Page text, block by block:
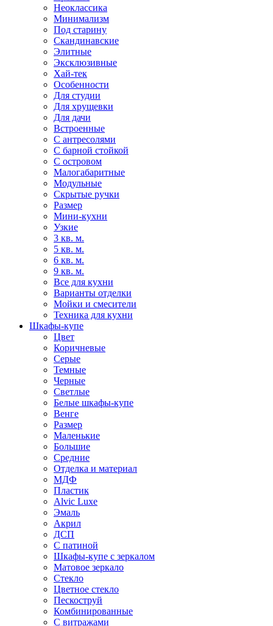
Неоклассика
Минимализм
Под старину
Скандинавские
Элитные
Эксклюзивные
Хай-тек
Особенности
Для студии
Для хрущевки
Для дачи
Встроенные
С антресолями
С барной стойкой
С островом
Малогабаритные
Модульные
Скрытые ручки
Размер
Мини-кухни
Узкие
3 кв. м.
5 кв. м.
6 кв. м.
9 кв. м.
Все для кухни
Варианты отделки
Мойки и смесители
Техника для кухни
Шкафы-купе
Цвет
Коричневые
Серые
Темные
Черные
Светлые
Белые шкафы-купе
Венге
Размер
Маленькие
Большие
Средние
Отделка и материал
МДФ
Пластик
Alvic Luxe
Эмаль
Акрил
ДСП
С патиной
Шкафы-купе с зеркалом
Матовое зеркало
Стекло
Цветное стекло
Пескоструй
Комбинированные
С витражами